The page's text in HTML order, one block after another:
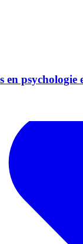
psychologie